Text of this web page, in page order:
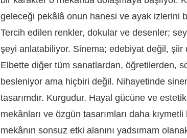
geleceği pekâlâ onun hanesi ve ayak izlerini
Tercih edilen renkler, dokular ve desenler;
şeyi anlatabiliyor. Sinema; edebiyat değil,
Elbette diğer tüm sanatlardan, öğretilerden,
besleniyor ama hiçbiri değil. Nihayetinde
tasarımdır. Kurgudur. Hayal gücüne ve
mekânları ve özgün tasarımları daha
mekânın sonsuz etki alanını yadsımam